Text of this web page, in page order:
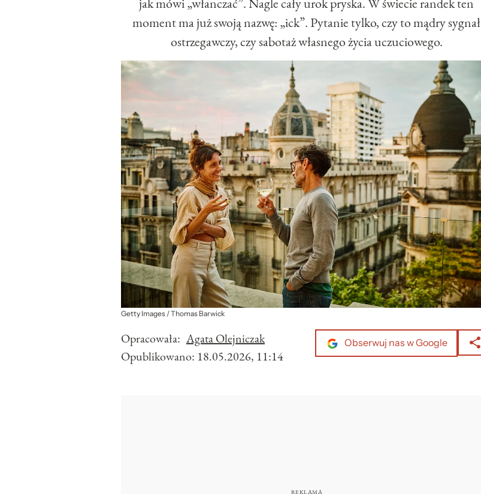
moment ma już swoją nazwę: „ick”. Pytanie tylko, czy to mądry sygnał
ostrzegawczy, czy sabotaż własnego życia uczuciowego.
Getty Images / Thomas Barwick
Opracowała: Agata Olejniczak
Opublikowano: 18.05.2026, 11:14
Obserwuj nas w Google